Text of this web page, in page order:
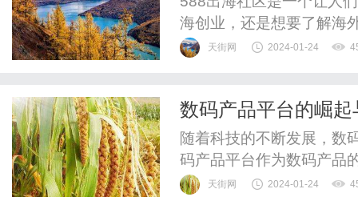
海创业，还是想要了解海
源和信息。作为一个出色
验、分享知识，甚至找到
天街网 2024-01-24
数码产品平台的崛起
随着科技的不断发展，数
码产品平台作为数码产品
新技术。本文将探讨数码
天街网 2024-01-24